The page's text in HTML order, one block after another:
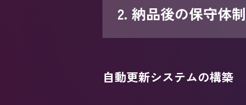
2. 納品後の保守体
自動更新システムの構築